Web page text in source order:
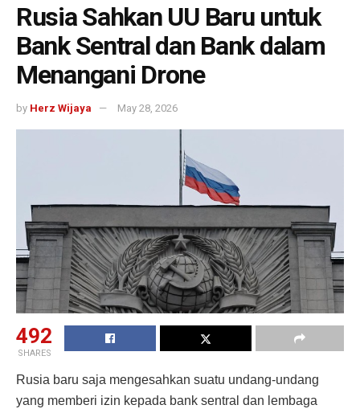
Rusia Sahkan UU Baru untuk
Bank Sentral dan Bank dalam
Menangani Drone
by Herz Wijaya May 28, 2026
492
SHARES
Rusia baru saja mengesahkan suatu undang-undang
yang memberi izin kepada bank sentral dan lembaga